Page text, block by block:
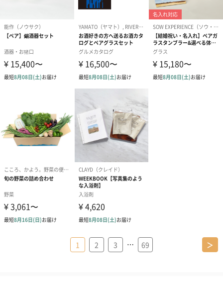
1 2 3 … 69 ＞